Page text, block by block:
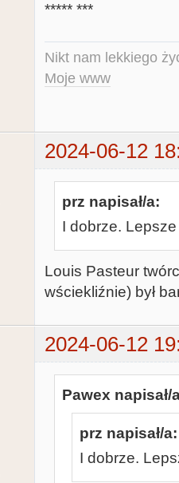
***** ***
Nikt nam lekkiego
Moje www
2024-06-12
prz napisał/a:
I dobrze.
Louis Pasteur
wściekliźnie) był
2024-06-12
Pawex napisał/
prz napisał/a:
I dobrze.